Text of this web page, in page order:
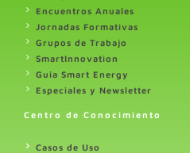
Encuentros Anuales
Jornadas Formativas
Grupos de Trabajo
SmartInnovation
Guia Smart Energy
Especiales y Newsletter
Centro de Conocimiento
Casos de Uso